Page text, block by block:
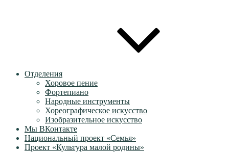
Отделения
Хоровое пение
Фортепиано
Народные инструменты
Хореографическое искусство
Изобразительное искусство
Мы ВКонтакте
Национальный проект «Семья»
Проект «Культура малой родины»